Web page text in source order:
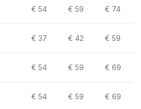
€ 54 € 59 € 74
€ 37 € 42 € 59
€ 54 € 59 € 69
€ 54 € 59 € 69